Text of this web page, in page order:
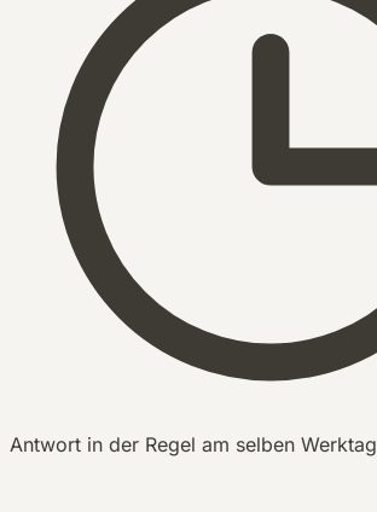
Antwort in der Regel am selben Werktag